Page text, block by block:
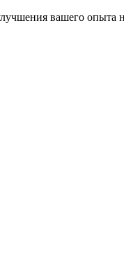
вашего опыта